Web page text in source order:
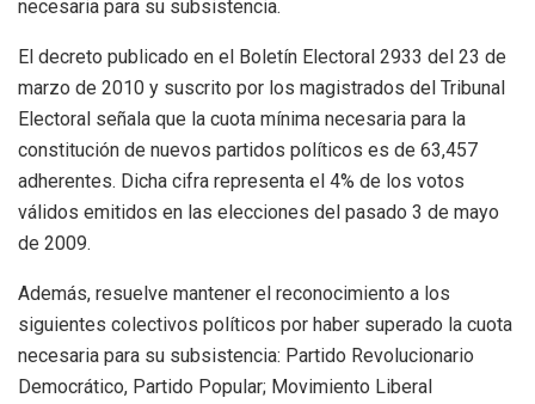
necesaria para su subsistencia.
El decreto publicado en el Boletín Electoral 2933 del 23 de
marzo de 2010 y suscrito por los magistrados del Tribunal
Electoral señala que la cuota mínima necesaria para la
constitución de nuevos partidos políticos es de 63,457
adherentes. Dicha cifra representa el 4% de los votos
válidos emitidos en las elecciones del pasado 3 de mayo
de 2009.
Además, resuelve mantener el reconocimiento a los
siguientes colectivos políticos por haber superado la cuota
necesaria para su subsistencia: Partido Revolucionario
Democrático, Partido Popular; Movimiento Liberal